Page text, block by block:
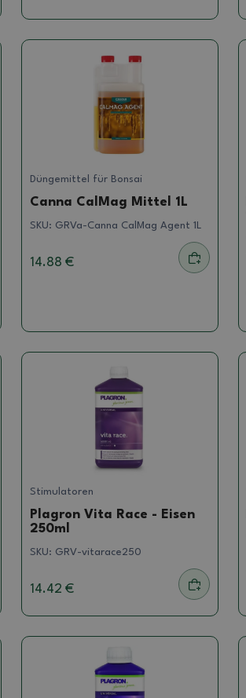
Düngemittel für Bonsai
Canna CalMag Mittel 1L
SKU: GRVa-Canna CalMag Agent 1L
14.88 €
Stimulatoren
Plagron Vita Race - Eisen
250ml
SKU: GRV-vitarace250
14.42 €